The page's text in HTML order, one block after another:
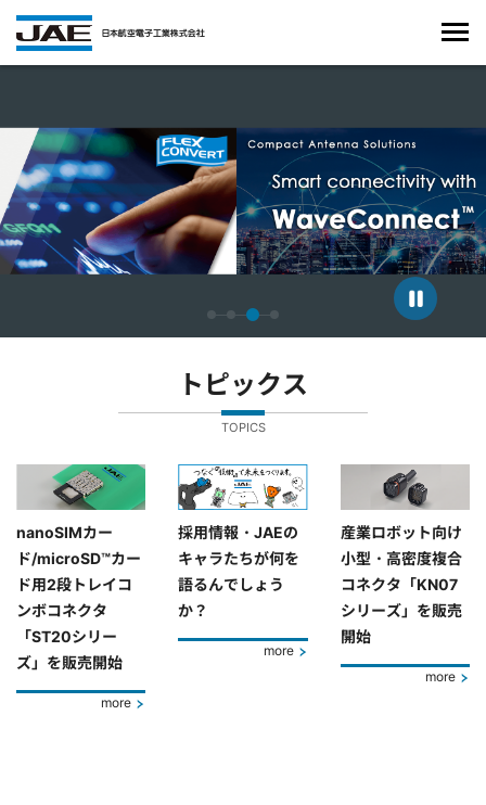
トピックス
TOPICS
nanoSIMカー
ド/microSD™カー
ド用2段トレイコ
ンボコネクタ
「ST20シリー
ズ」を販売開始
more
採用情報・JAEの
キャラたちが何を
語るんでしょう
か？
more
産業ロボット向け
小型・高密度複合
コネクタ「KN07
シリーズ」を販売
開始
more